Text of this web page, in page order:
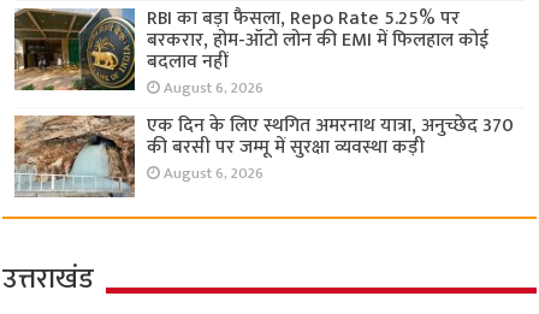
RBI का बड़ा फैसला, Repo Rate 5.25% पर
बरकरार, होम-ऑटो लोन की EMI में फिलहाल कोई
बदलाव नहीं
August 6, 2026
एक दिन के लिए स्थगित अमरनाथ यात्रा, अनुच्छेद 370
की बरसी पर जम्मू में सुरक्षा व्यवस्था कड़ी
August 6, 2026
उत्तराखंड